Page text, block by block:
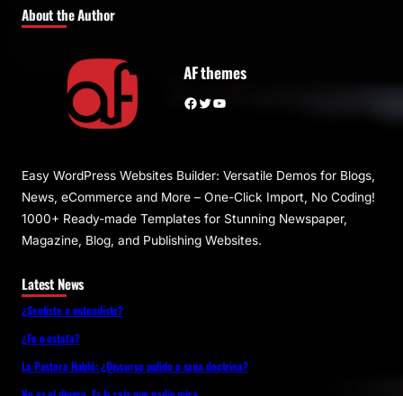
About the Author
AF themes
Facebook Twitter YouTube
Easy WordPress Websites Builder: Versatile Demos for Blogs,
News, eCommerce and More – One-Click Import, No Coding!
1000+ Ready-made Templates for Stunning Newspaper,
Magazine, Blog, and Publishing Websites.
Latest News
¿Sentiste o entendiste?
¿Fe o estafa?
La Pastora Habló: ¿Discurso pulido o sana doctrina?